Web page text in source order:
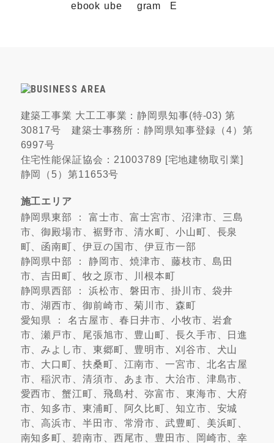
建築工事業 大工工事業：静岡県知事(特-03) 第
30817号 建築士事務所：静岡県知事登録（4）第
6997号
住宅性能保証協会：21003789 [宅地建物取引業]
静岡（5）第11653号
施工エリア
静岡県東部 ： 富士市、富士宮市、沼津市、三島
市、御殿場市、裾野市、清水町、小山町、長泉
町、函南町、伊豆の国市、伊豆市一部
静岡県中部 ： 静岡市、焼津市、藤枝市、島田
市、吉田町、牧之原市、川根本町
静岡県西部 ： 浜松市、磐田市、掛川市、袋井
市、湖西市、御前崎市、菊川市、森町
愛知県 ： 名古屋市、春日井市、小牧市、岩倉
市、瀬戸市、尾張旭市、豊山町、長久手市、日進
市、みよし市、東郷町、豊明市、刈谷市、犬山
市、大口町、扶桑町、江南市、一宮市、北名古屋
市、稲沢市、清須市、あま市、大治市、津島市、
愛西市、蟹江町、飛島村、弥富市、東海市、大府
市、知多市、東浦町、阿久比町、知立市、安城
市、高浜市、半田市、常滑市、武豊町、美浜町、
南知多町、碧南市、西尾市、豊田市、岡崎市、幸